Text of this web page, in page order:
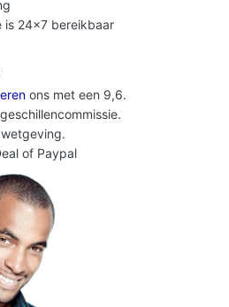
is 24x7 bereikbaar
ons met een 9,6.
of Paypal